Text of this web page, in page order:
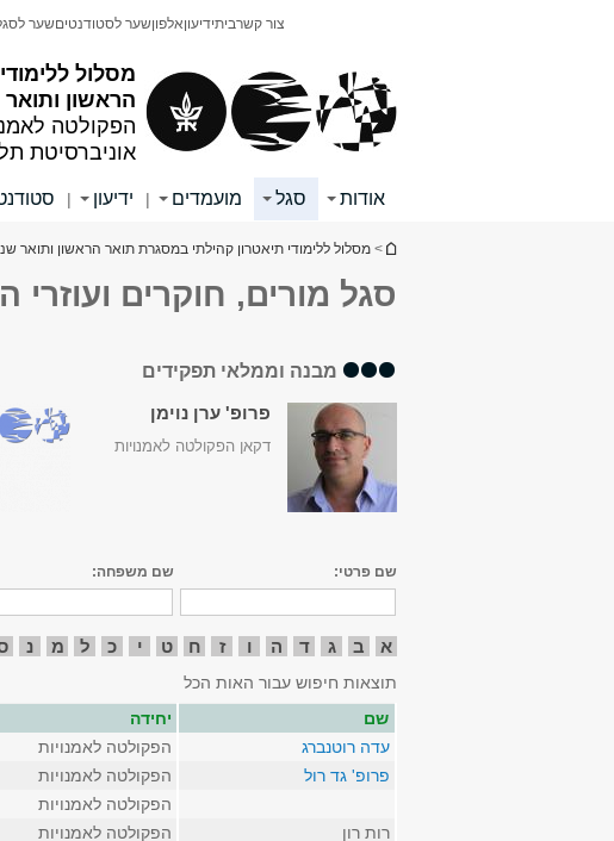
מסלול
הראשון
הפקולטה
אוניברסיטת
צור קשרביתידיעוןאלפוןשער לסטודנטיםשער
אודות סגל מועמדים | ידיעון |
הינך נמצא כאן
> מסלול ללימודי תיאטרון קהילתי במסגרת תואר הראשון ותואר
סגל מורים, חוקרים ועוזרי
מבנה וממלאי תפקידים
פרופ' ערן נוימן
דקאן הפקולטה לאמנויות
שם פרטי: שם משפחה:
א ב ג ד ה ו ז ח ט י כ ל מ נ
תוצאות חיפוש עבור האות הכל
שם
יחידה
עדה רוטנברג
הפקולטה לאמנויות
פרופ' גד רול
הפקולטה לאמנויות
הפקולטה לאמנויות
רות רון
הפקולטה לאמנויות